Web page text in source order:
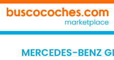
MERCEDES-BENZ